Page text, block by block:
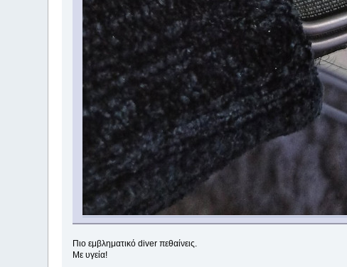
Πιο εμβληματικό diver πεθαίνεις.
Με υγεία!